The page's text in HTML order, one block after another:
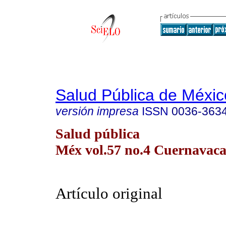
Salud Pública de
versión impresa ISSN 0036-
Salud pública
Méx vol.57 no.4
Artículo original